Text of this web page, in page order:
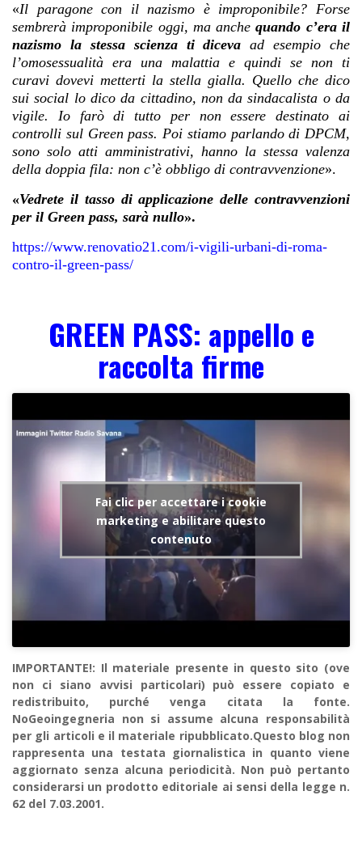
«Il paragone con il nazismo è improponibile? Forse
sembrerà improponibile oggi, ma anchequando c’era il
nazismo la stessa scienza ti diceva ad esempio che
l’omosessualità era una malattia e quindi se non ti
curavi dovevi metterti la stella gialla. Quello che dico
sui social lo dico da cittadino, non da sindacalista o da
vigile. Io farò di tutto per non essere destinato ai
controlli sul Green pass. Poi stiamo parlando di DPCM,
sono solo atti amministrativi, hanno la stessa valenza
della doppia fila: non c’è obbligo di contravvenzione».
«Vedrete il tasso di applicazione delle contravvenzioni
per il Green pass, sarà nullo».
https://www.renovatio21.com/i-vigili-urbani-di-roma-
contro-il-green-pass/
GREEN PASS: appello e
raccolta firme
Fai clic per accettare i cookie
marketing e abilitare questo
contenuto
IMPORTANTE!: Il materiale presente in questo sito (ove
non ci siano avvisi particolari) può essere copiato e
redistribuito, purché venga citata la fonte.
NoGeoingegneria non si assume alcuna responsabilità
per gli articoli e il materiale ripubblicato.Questo blog non
rappresenta una testata giornalistica in quanto viene
aggiornato senza alcuna periodicità. Non può pertanto
considerarsi un prodotto editoriale ai sensi della legge n.
62 del 7.03.2001.